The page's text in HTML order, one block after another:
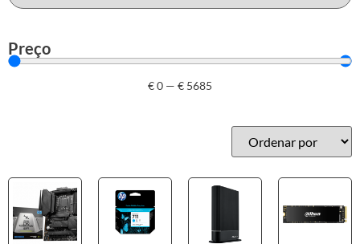
Mais acessórios USB
HP
Outros acessórios de informática
Preço
€0 — € 5685